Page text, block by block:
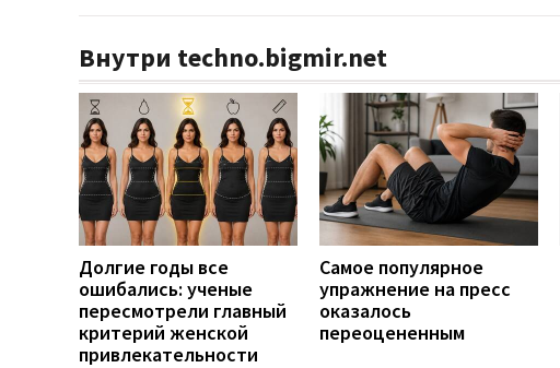
Внутри techno.bigmir.net
Долгие годы все
ошибались: ученые
пересмотрели главный
критерий женской
привлекательности
Самое популярное
упражнение на пресс
оказалось
переоцененным